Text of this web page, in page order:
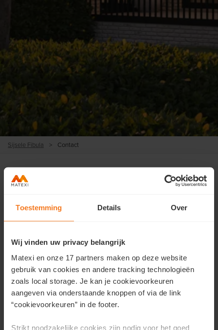
Toestemming Details Over
Wij vinden uw privacy belangrijk
Matexi en onze 17 partners maken op deze website
gebruik van cookies en andere tracking technologieën
zoals local storage. Je kan je cookievoorkeuren
aangeven via onderstaande knoppen of via de link
“cookievoorkeuren” in de footer.
Strikt noodzakelijke cookies zijn nodig voor het goed
Sijsele Fibula > Contact
Contacteer ons
Wil je meer informatie over dit project of wens je een
Vul hier je gegevens in en we contacteren je zo snel
mogelijk.
Voornaam*